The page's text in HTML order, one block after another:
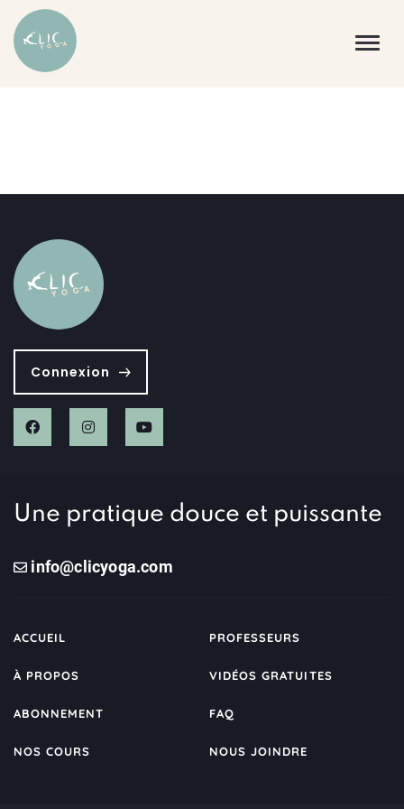
Connexion
Une pratique douce et puissante
info@clicyoga.com
ACCUEIL
À PROPOS
ABONNEMENT
NOS COURS
PROFESSEURS
VIDÉOS GRATUITES
FAQ
NOUS JOINDRE